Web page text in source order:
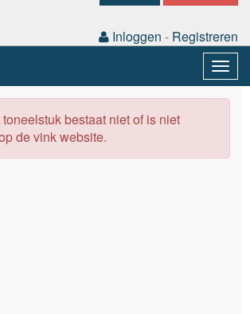
Inloggen - Registreren
toneelstuk bestaat niet of is niet
de vink website.